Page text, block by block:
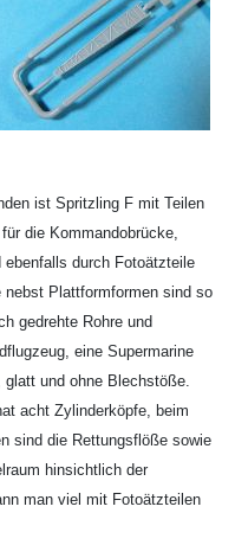
ist Spritzling F mit Teilen
die Kommandobrücke,
durch Fotoätzteile
Plattformformen sind so
gedrehte Rohre und
eine Supermarine
und ohne Blechstöße.
acht Zylinderköpfe, beim
sind die Rettungsflöße sowie
hinsichtlich der
man viel mit Fotoätzteilen